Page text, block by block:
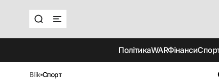
ПолітикаWARФінанси
blik спорт